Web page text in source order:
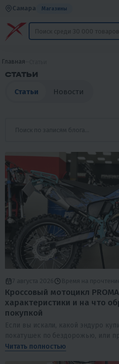
Самара Магазины
Главная
СТАТЬИ
Статьи
Новости
7 августа 2026 Время на
Кроссовый мотоцикл
характеристики и на что
покупкой
Если вы искали, какой эндуро
покатушек по бездорожью, или
Читать полностью